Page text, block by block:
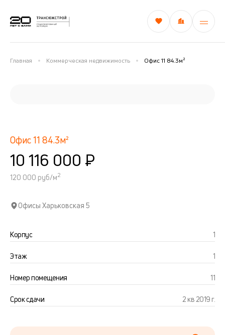
Главная Коммерческая недвижимость Офис 11 84.3м²
Офис 11 84.3м²
10 116 000 ₽
120 000 руб/м2
Офисы Харьковская 5
Корпус 1
Этаж 1
Номер помещения 11
Срок сдачи 2 кв 2019 г.